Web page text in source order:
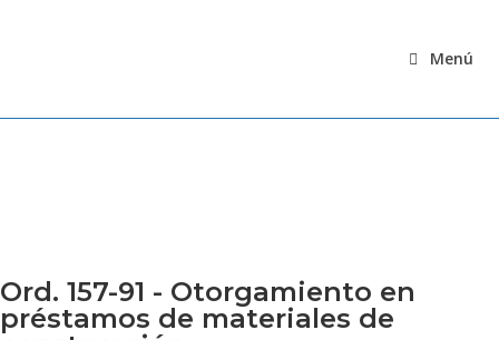
Menú
Ord. 157-91 - Otorgamiento en
préstamos de materiales de